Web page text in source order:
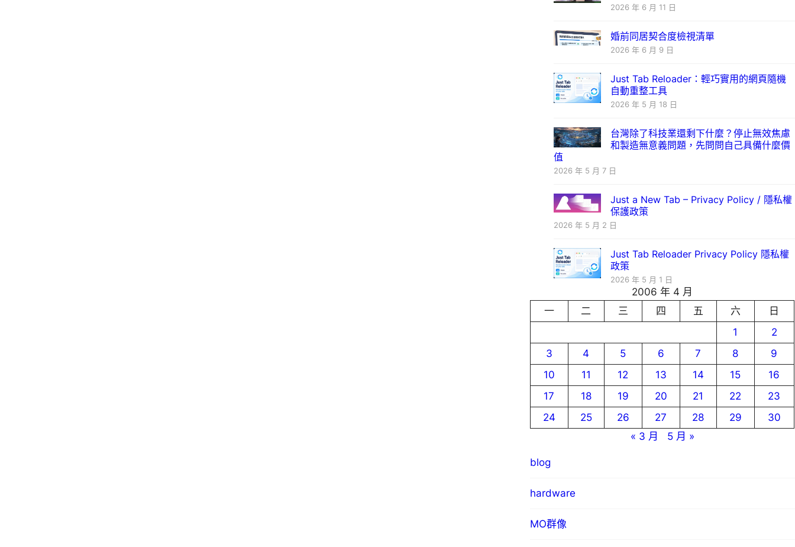
2026 年 6 月 11 日
婚前同居契合度檢視清單
2026 年 6 月 9 日
Just Tab Reloader：輕巧實用的網頁隨機
自動重整工具
2026 年 5 月 18 日
台灣除了科技業還剩下什麼？停止無效焦慮
和製造無意義問題，先問問自己具備什麼價
值
2026 年 5 月 7 日
Just a New Tab – Privacy Policy / 隱私權
保護政策
2026 年 5 月 2 日
Just Tab Reloader Privacy Policy 隱私權
政策
2026 年 5 月 1 日
2006 年 4 月
一
二 三 四 五 六
日
1
2
3
4 5 6 7 8
9
10
11 12 13 14 15
16
17
18 19 20 21 22
23
24
25 26 27 28 29
30
« 3 月
5 月 »
blog
hardware
MO群像